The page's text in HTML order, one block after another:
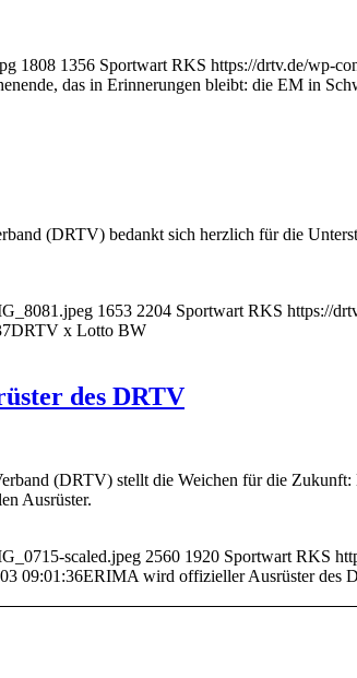
1808 1356 Sportwart RKS https://drtv.de/wp-
das in Erinnerungen bleibt: die EM in
(DRTV) bedankt sich herzlich für die
1653 2204 Sportwart RKS https://
DRTV x Lotto BW
des DRTV
(DRTV) stellt die Weichen für die
Ausrüster.
scaled.jpeg 2560 1920 Sportwart RKS
09:01:36ERIMA wird offizieller Ausrüster des